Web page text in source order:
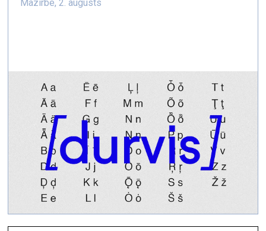
Mazirbe, 2. augusts